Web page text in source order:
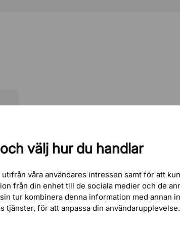
välj hur du handlar
våra användares intressen samt för att
från din enhet till de sociala medier och de
tur kombinera denna information med annan
tjänster, för att anpassa din användarupplevelse.